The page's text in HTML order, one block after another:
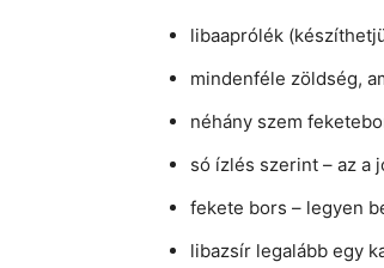
libaaprólék
mindenféle zöldség,
néhány szem
só ízlés szerint – az a
fekete bors – legyen
libazsír legalább egy